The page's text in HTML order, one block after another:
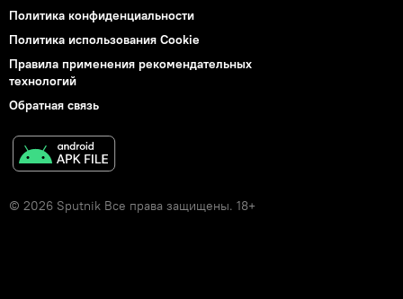
Политика конфиденциальности
Политика использования Cookie
Правила применения рекомендательных
технологий
Обратная связь
© 2026 Sputnik Все права защищены. 18+